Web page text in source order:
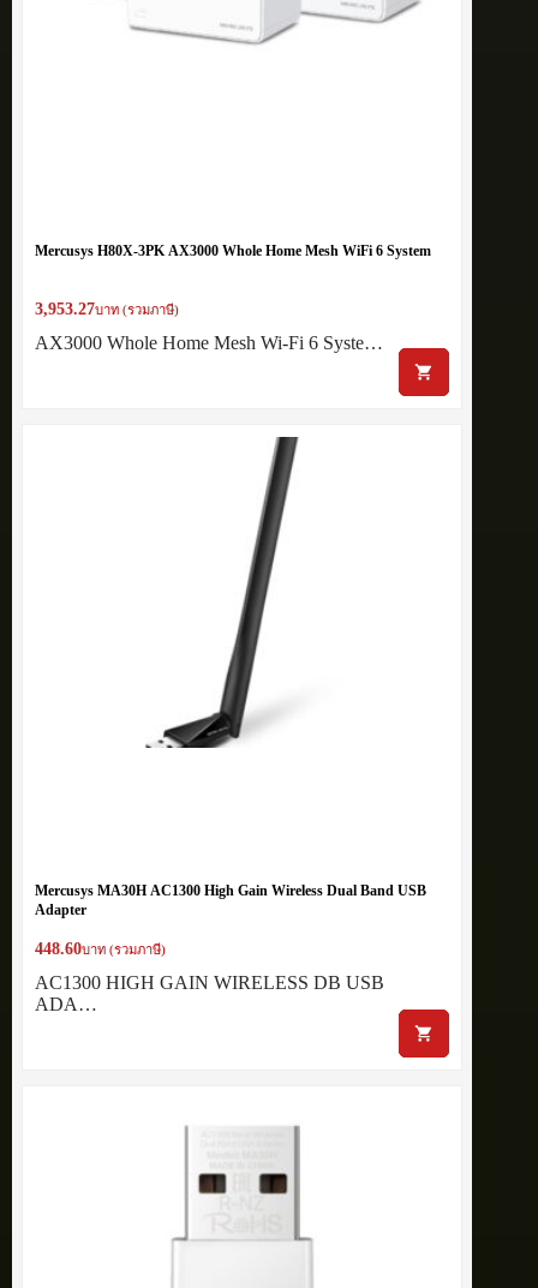
Mercusys H80X-3PK AX3000 Whole Home Mesh WiFi 6 System
3,953.27บาท (รวมภาษี)
AX3000 Whole Home Mesh Wi-Fi 6 Syste…
Mercusys MA30H AC1300 High Gain Wireless Dual Band USB
Adapter
448.60บาท (รวมภาษี)
AC1300 HIGH GAIN WIRELESS DB USB
ADA…